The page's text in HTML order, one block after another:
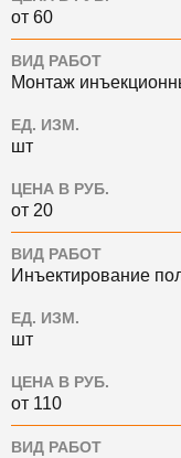
от 60
ВИД РАБОТ
Монтаж
ЕД. ИЗМ.
шт
ЦЕНА В РУБ.
от 20
ВИД РАБОТ
Инъектирование
ЕД. ИЗМ.
шт
ЦЕНА В РУБ.
от 110
ВИД РАБОТ